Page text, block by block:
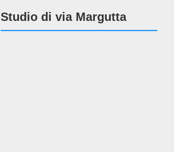
Studio di via Margutta